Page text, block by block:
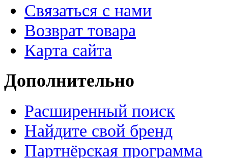
Связаться с нами
Возврат товара
Карта сайта
Дополнительно
Расширенный поиск
Найдите свой бренд
Партнёрская программа